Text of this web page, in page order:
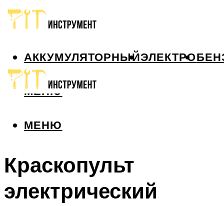
АККУМУЛЯТОРНЫЙЭЛЕКТРО
МЕНЮ
МЕНЮ
Краскопульт
электрический